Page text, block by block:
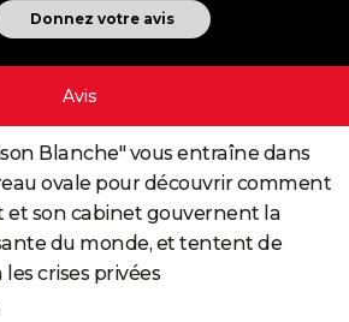
Donnez votre avis
Avis
Blanche" vous entraîne dans
ovale pour découvrir comment
et son cabinet gouvernent la
du monde, et tentent de
crises privées